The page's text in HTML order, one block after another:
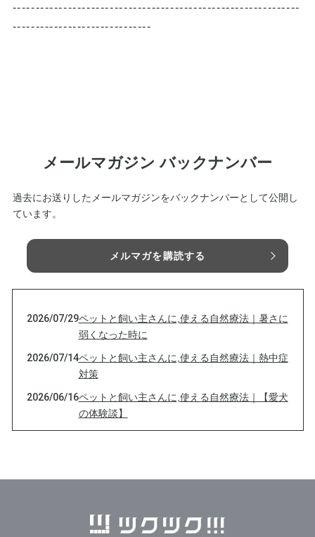
--------------------------------------------------------------
------------------------------
メールマガジン バックナンバー
過去にお送りしたメールマガジンをバックナンバーとして公開し
ています。
メルマガを購読する
2026/07/29ペットと飼い主さんに,使える自然療法｜暑さに
弱くなった時に
2026/07/14ペットと飼い主さんに,使える自然療法｜熱中症
対策
2026/06/16ペットと飼い主さんに,使える自然療法｜【愛犬
の体験談】
ペットと飼い主さんに,使える自然療法｜動物た
ちにも香害ってあるのかな？